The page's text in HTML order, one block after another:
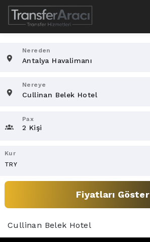
Nereden
Nereye
Pax
2 Kişi
Kur
TRY
Fiyatları Göster
Cullinan Belek Hotel